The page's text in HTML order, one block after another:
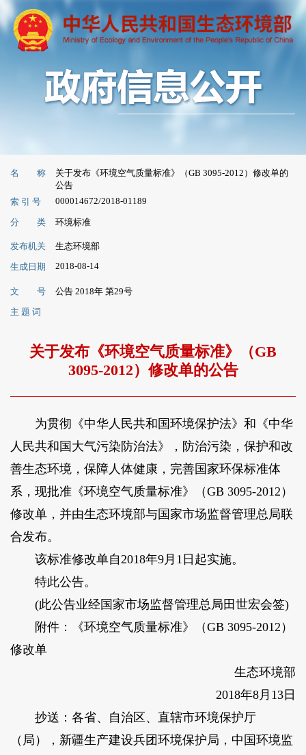
名 称
关于发布《环境空气质量标准》（GB 3095-2012）修改单的
公告
索 引 号
000014672/2018-01189
分 类 环境标准
发布机关
生态环境部
生成日期
2018-08-14
文 号
公告 2018年 第29号
主 题 词
关于发布《环境空气质量标准》（GB
3095-2012）修改单的公告
为贯彻《中华人民共和国环境保护法》和《中华
人民共和国大气污染防治法》，防治污染，保护和改
善生态环境，保障人体健康，完善国家环保标准体
系，现批准《环境空气质量标准》（GB 3095-2012）
修改单，并由生态环境部与国家市场监督管理总局联
合发布。
该标准修改单自2018年9月1日起实施。
特此公告。
(此公告业经国家市场监督管理总局田世宏会签)
附件：《环境空气质量标准》（GB 3095-2012）
修改单
生态环境部
2018年8月13日
抄送：各省、自治区、直辖市环境保护厅
（局），新疆生产建设兵团环境保护局，中国环境监